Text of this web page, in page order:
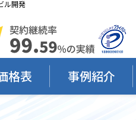
ル開発
格表 事例紹介